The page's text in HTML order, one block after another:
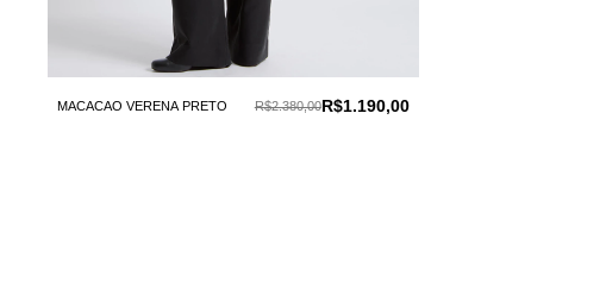
MACACAO VERENA PRETO R$1.190,00
R$2.380,00